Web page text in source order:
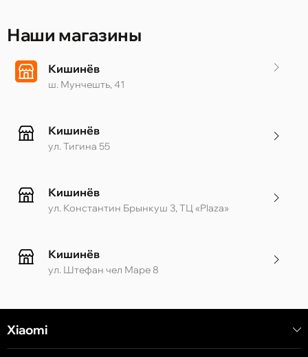
Наши магазины
Кишинёв
ш. Мунчешть, 41
Кишинёв
ул. Тигина 55
Кишинёв
ул. Константин Брынкуш 3, ТЦ «Plaza»
Кишинёв
ул. Штефан чел Маре 8
Xiaomi